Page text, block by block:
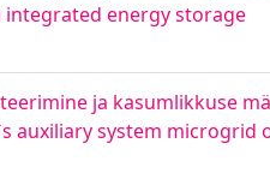
energy storage
ja kasumlikkuse
system microgrid